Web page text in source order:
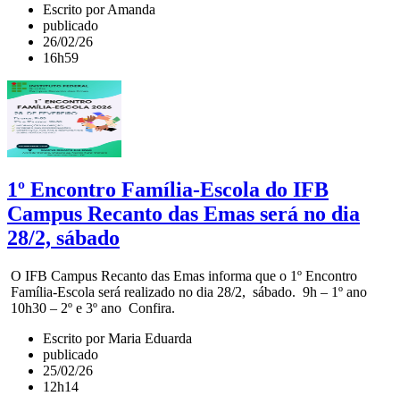
Escrito por Amanda
publicado
26/02/26
16h59
1º Encontro Família-Escola do IFB
Campus Recanto das Emas será no dia
28/2, sábado
O IFB Campus Recanto das Emas informa que o 1º Encontro
Família-Escola será realizado no dia 28/2, sábado. 9h – 1º ano
10h30 – 2º e 3º ano Confira.
Escrito por Maria Eduarda
publicado
25/02/26
12h14